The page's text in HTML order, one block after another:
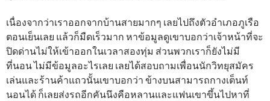
เนื่องจากว่าเราออกจากบ้านสายมากๆ เลยไปถึงตัวอำเภอภูเรือ
ตอนเย็นเลย แล้วก็มืดเร็วมาก หาข้อมูลดูเขาบอกว่าเจ้าหน้าที่จะ
ปิดด่านไม่ให้เข้าออกในเวลาสองทุ่ม ส่วนพวกเราก็ยังไม่มี
ที่นอน ไม่มีข้อมูลอะไรเลย เลยได้สอบถามเพื่อนนักวิทยุสมัคร
เล่นและร้านค้าแถวนั้นเขาบอกว่า ข้างบนสามารถกางเต็นท์
นอนได้ ก็เลยส่งรถอีกคันนึงคือหลานและแฟนเขาขึ้นไปหาที่